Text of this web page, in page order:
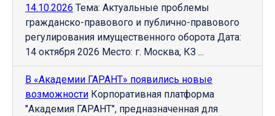
14.10.2026 Тема: Актуальные проблемы
гражданско-правового и публично-правового
регулирования имущественного оборота Дата:
14 октября 2026 Место: г. Москва, КЗ ...
В «Академии ГАРАНТ» появились новые
возможности Корпоративная платформа
"Академия ГАРАНТ", предназначенная для